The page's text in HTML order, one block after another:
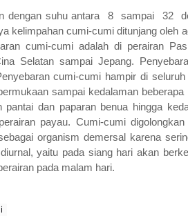
dengan suhu antara 8 sampai 32
cumi-cumi ditunjang oleh
cumi-cumi adalah di perairan
Selatan sampai Jepang.
cumi-cumi hampir di
sampai kedalaman
pantai dan paparan benua hingga
payau. Cumi-cumi
organism demersal karena
yaitu pada siang hari akan
pada malam hari.